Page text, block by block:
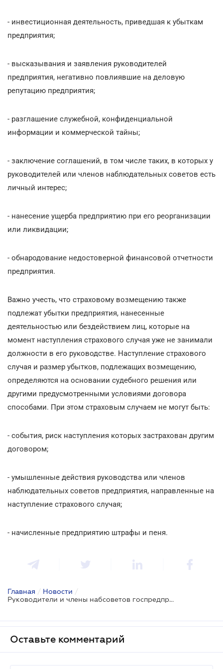
- инвестиционная деятельность, приведшая к убыткам
предприятия;
- высказывания и заявления руководителей
предприятия, негативно повлиявшие на деловую
репутацию предприятия;
- разглашение служебной, конфиденциальной
информации и коммерческой тайны;
- заключение соглашений, в том числе таких, в которых у
руководителей или членов наблюдательных советов есть
личный интерес;
- нанесение ущерба предприятию при его реорганизации
или ликвидации;
- обнародование недостоверной финансовой отчетности
предприятия.
Важно учесть, что страховому возмещению также
подлежат убытки предприятия, нанесенные
деятельностью или бездействием лиц, которые на
момент наступления страхового случая уже не занимали
должности в его руководстве. Наступление страхового
случая и размер убытков, подлежащих возмещению,
определяются на основании судебного решения или
другими предусмотренными условиями договора
способами. При этом страховым случаем не могут быть:
- события, риск наступления которых застрахован другим
договором;
- умышленные действия руководства или членов
наблюдательных советов предприятия, направленные на
наступление страхового случая;
- начисленные предприятию штрафы и пеня.
Главная / Новости /
Руководители и члены набсоветов госпредприятий смогут застраховать свою ответственность
Оставьте комментарий